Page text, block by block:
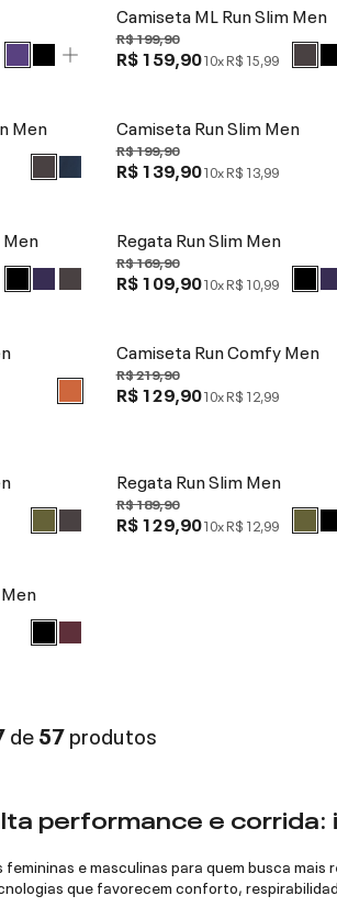
Camiseta ML Run Slim Men
R$ 199,90
R$ 159,9010xR$ 15,99
Men Camiseta Run Slim Men
R$ 199,90
R$ 139,9010xR$ 13,99
Men Regata Run Slim Men
R$ 169,90
R$ 109,9010xR$ 10,99
Camiseta Run Comfy Men
R$ 219,90
R$ 129,9010xR$ 12,99
Regata Run Slim Men
R$ 189,90
R$ 129,9010xR$ 12,99
de57produtos
performance e
femininas e masculinas para quem busca
que favorecem conforto,